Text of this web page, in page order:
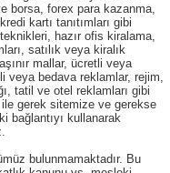
borsa, forex para kazanma,
kartı tanıtımları gibi
hazır ofis kiralama,
satılık veya kiralık
mallar, ücretli veya
veya bedava reklamlar, rejim,
tatil ve otel reklamları gibi
ile gerek sitemize ve gerekse
bağlantıyı kullanarak
bulunmamaktadır. Bu